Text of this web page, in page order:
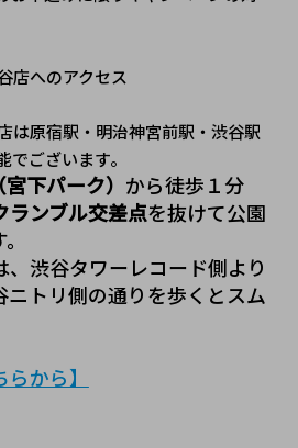
店へのアクセス
は原宿駅・明治神宮前駅・渋谷駅
ございます。
下パーク） から徒歩１分
ランブル交差点を抜けて公園
渋谷タワーレコード側より
ニトリ側の通りを歩くとスム
から】